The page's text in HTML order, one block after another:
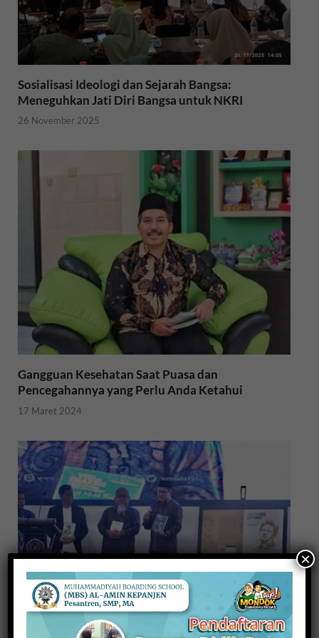
Sosialisasi Ideologi dan Sejarah Bangsa:
Meneguhkan Jati Diri Bangsa untuk NKRI
26 November 2025
Gangguan Kesehatan Saat Puasa dan
Pencegahannya yang Perlu Anda Ketahui
17 Maret 2024
Menebar Pemikiran Malik Fadjar, Dua Buku
Kembali Diluncurkan
×